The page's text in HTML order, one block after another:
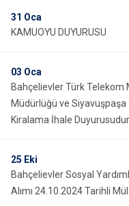
Esenler
Silivri
31 Oca
KAMUOYU DUYURUSU
03 Oca
Bahçelievler Türk Telekom
Müdürlüğü ve
Kiralama İhale Duyurusudur
25 Eki
Bahçelievler Sosyal
Alımı 24.10.2024 Tarihli